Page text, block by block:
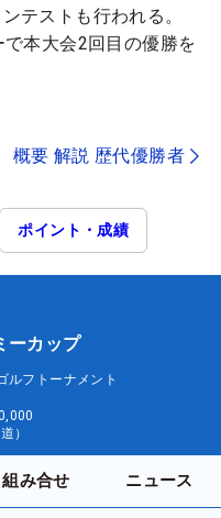
テストも行われる。
本大会2回目の優勝を
概要 解説 歴代優勝者
ポイント・成績
ーカップ
ルフトーナメント
）
組み合せ ニュース